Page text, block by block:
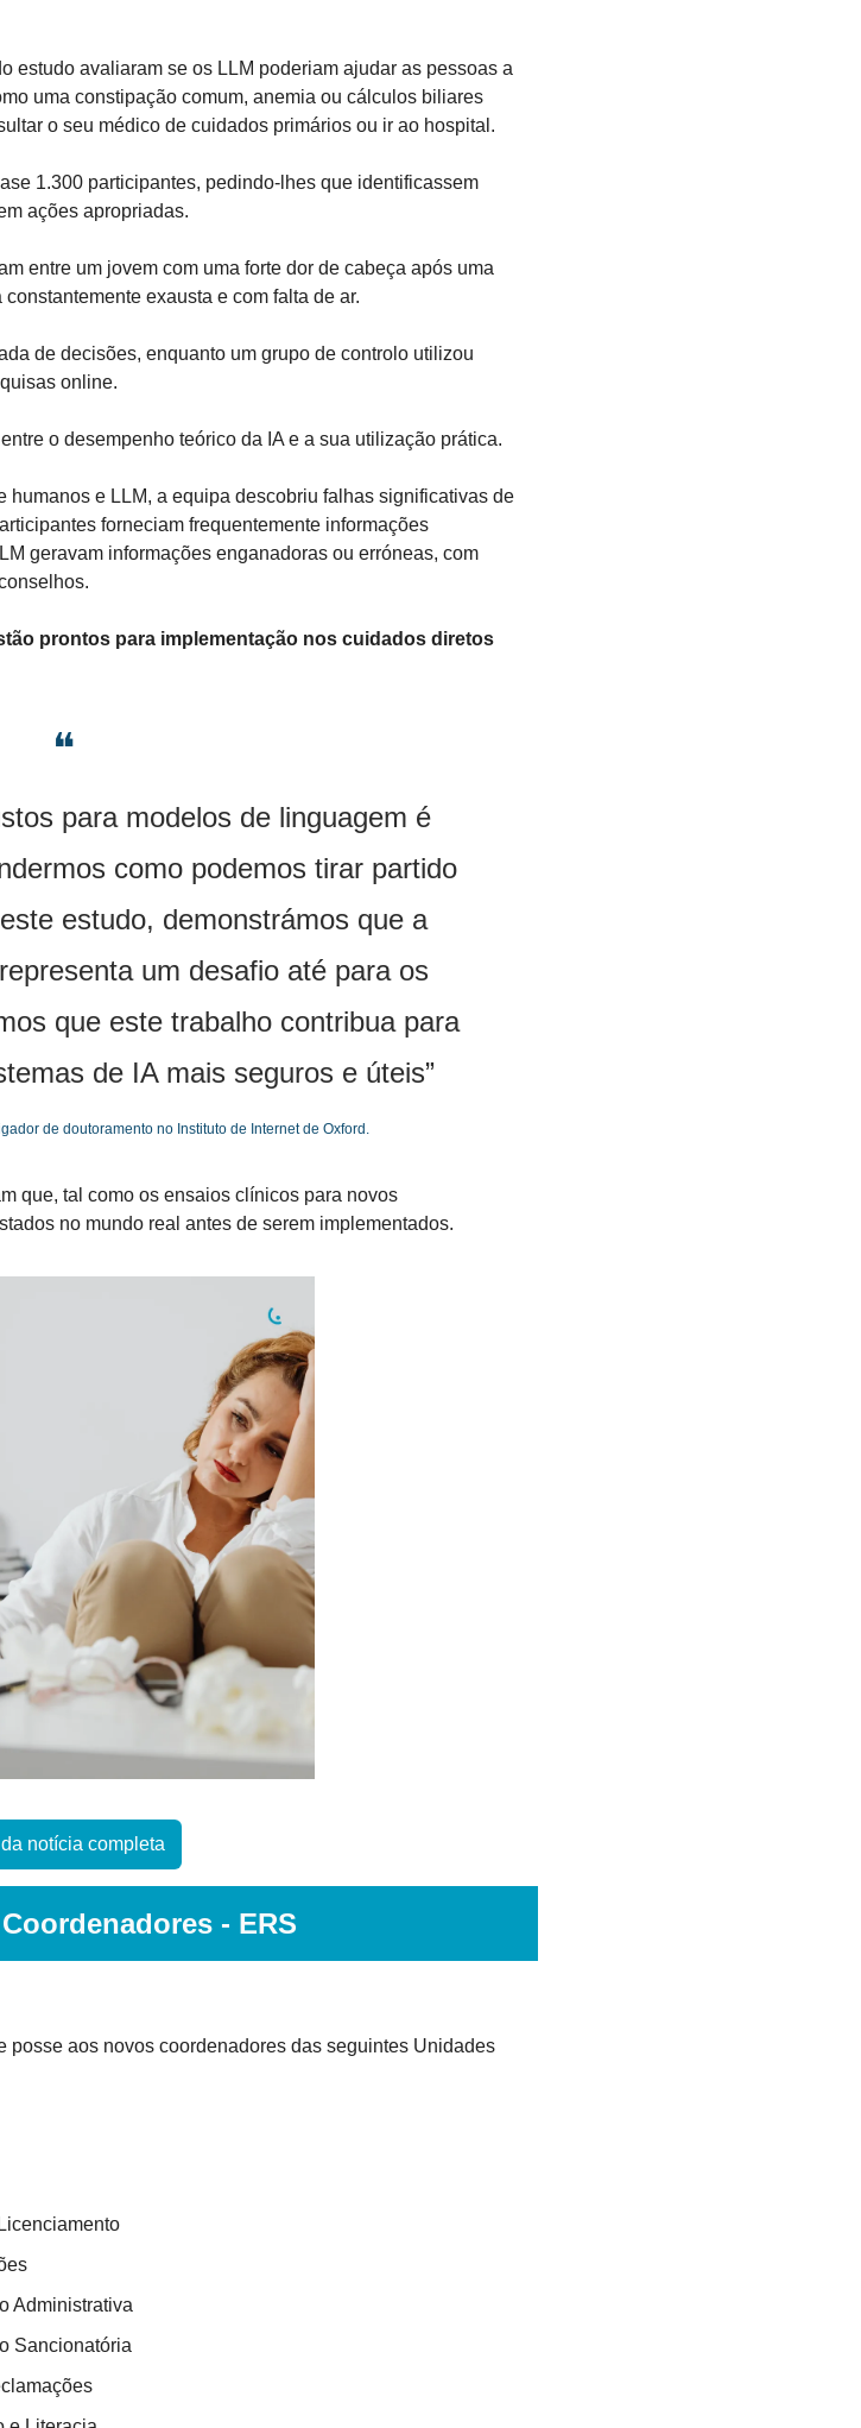
estudo avaliaram se os LLM poderiam ajudar as pessoas a
uma constipação comum, anemia ou cálculos biliares
o seu médico de cuidados primários ou ir ao hospital.
1.300 participantes, pedindo-lhes que identificassem
ações apropriadas.
entre um jovem com uma forte dor de cabeça após uma
exausta e com falta de ar.
de decisões, enquanto um grupo de controlo utilizou
online.
o desempenho teórico da IA e a sua utilização prática.
e LLM, a equipa descobriu falhas significativas de
forneciam frequentemente informações
geravam informações enganadoras ou erróneas, com
prontos para implementação nos cuidados diretos
❝
para modelos de linguagem é
como podemos tirar partido
estudo, demonstrámos que a
um desafio até para os
que este trabalho contribua para
de IA mais seguros e úteis”
de doutoramento no Instituto de Internet de Oxford.
que, tal como os ensaios clínicos para novos
no mundo real antes de serem implementados.
notícia completa
- ERS
aos novos coordenadores das seguintes Unidades
Administrativa
Sancionatória